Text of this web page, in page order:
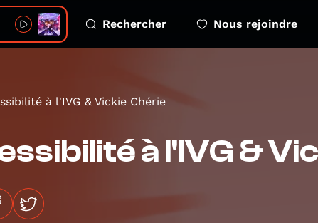
Rechercher Nous rejoindre
à l'IVG & Vickie Chérie
à l'IVG &